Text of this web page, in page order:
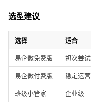
选型建议
选择 适合
易企微免费版 初次尝试
易企微付费版 稳定运营
班级小管家 企业级